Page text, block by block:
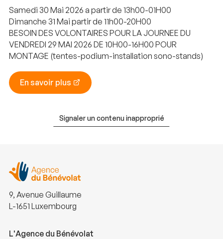
Samedi 30 Mai 2026 a partir de 13h00-01H00
Dimanche 31 Mai partir de 11h00-20H00
BESOIN DES VOLONTAIRES POUR LA JOURNEE DU
VENDREDI 29 MAI 2026 DE 10H00-16H00 POUR
MONTAGE (tentes-podium-installation sono-stands)
En savoir plus
Signaler un contenu inapproprié
9, Avenue Guillaume
L-1651 Luxembourg
L'Agence du Bénévolat